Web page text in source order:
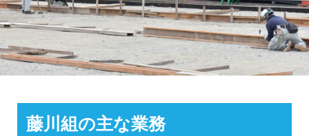
藤川組の主な業務